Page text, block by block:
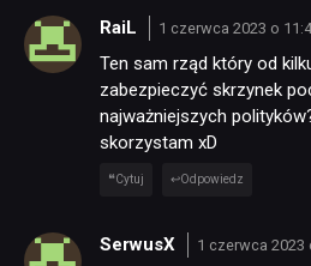
RaiL 1 czerwca 2023 o
Ten sam rząd który od
zabezpieczyć skrzynek
najważniejszych
skorzystam xD
Cytuj Odpowiedz
SerwusX 1 czerwca 2023